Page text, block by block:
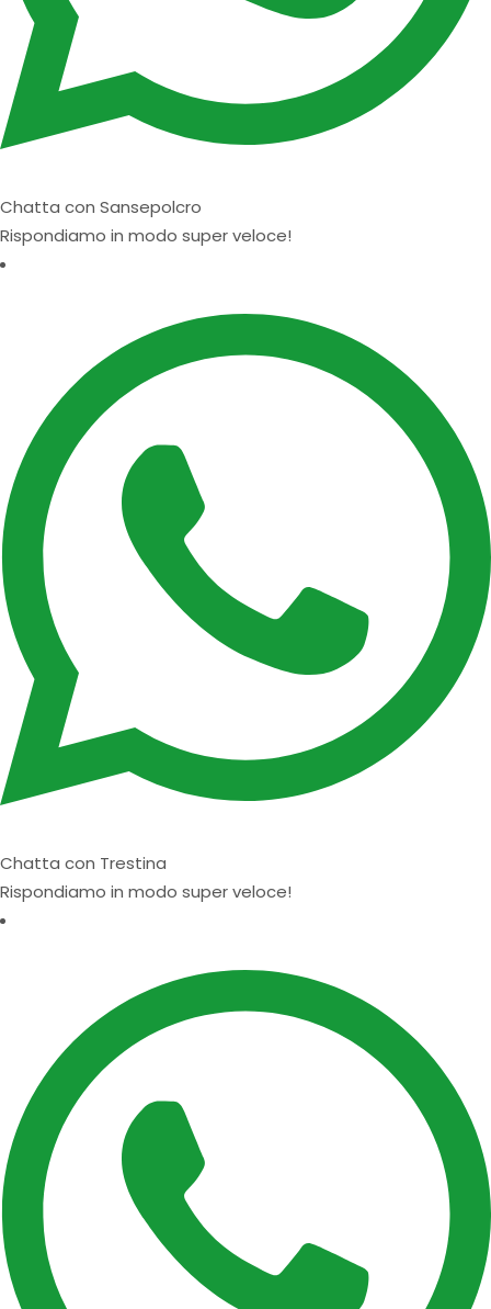
Chatta con Sansepolcro
Rispondiamo in modo super veloce!
Chatta con Trestina
Rispondiamo in modo super veloce!